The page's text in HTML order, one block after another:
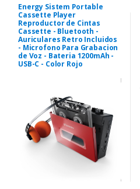
Energy Sistem Portable
Cassette Player
Reproductor de Cintas
Cassette - Bluetooth -
Auriculares Retro Incluidos
- Microfono Para Grabacion
de Voz - Bateria 1200mAh -
USB-C - Color Rojo